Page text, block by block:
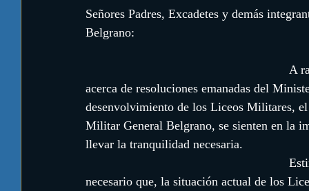
Señores Padres, Excadetes y demás
Belgrano:
acerca de resoluciones emanadas del
desenvolvimiento de los Liceos Militares,
Militar General Belgrano, se sienten en la
llevar la tranquilidad necesaria.
necesario que, la situación actual de los